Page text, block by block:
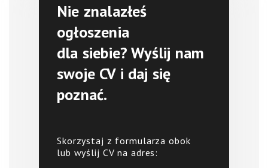
Nie znalazłeś
ogłoszenia
dla siebie? Wyślij nam
swoje CV i daj się
poznać.
Skorzystaj z formularza obok
lub wyślij CV na adres: